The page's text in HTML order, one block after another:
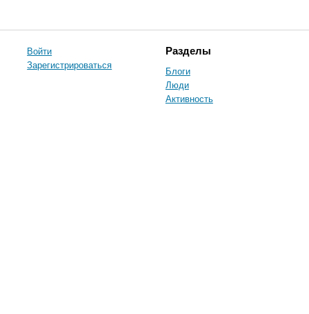
Войти
Зарегистрироваться
Разделы
Блоги
Люди
Активность